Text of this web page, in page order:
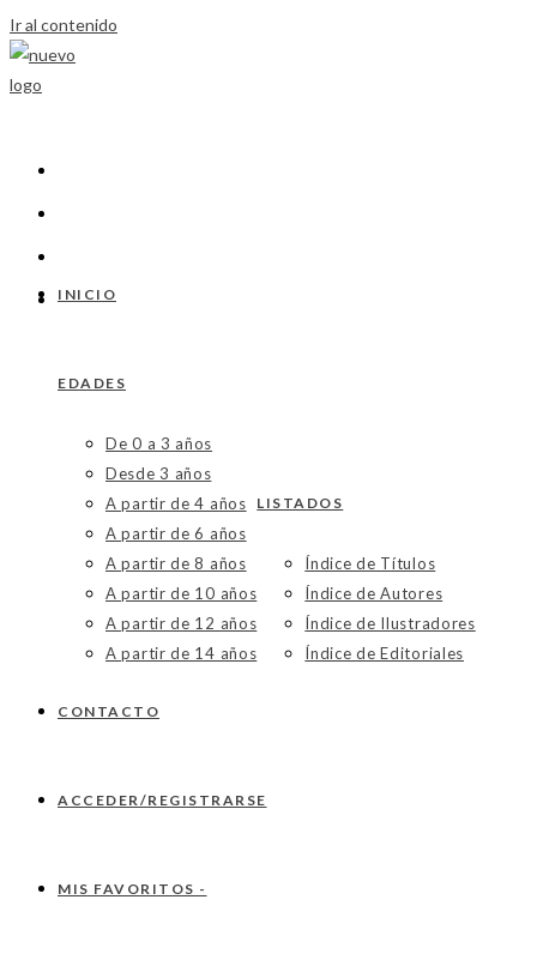
Ir al contenido
INICIO
EDADES
De 0 a 3 años
Desde 3 años
A partir de 4 años
A partir de 6 años
A partir de 8 años
A partir de 10 años
A partir de 12 años
A partir de 14 años
LISTADOS
Índice de Títulos
Índice de Autores
Índice de Ilustradores
Índice de Editoriales
CONTACTO
ACCEDER/REGISTRARSE
MIS FAVORITOS -